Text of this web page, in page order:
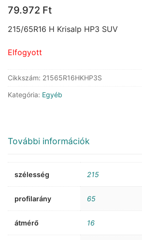
79.972 Ft
215/65R16 H Krisalp HP3 SUV
Elfogyott
Cikkszám: 21565R16HKHP3S
Kategória: Egyéb
További információk
szélesség 215
profilarány 65
átmérő 16